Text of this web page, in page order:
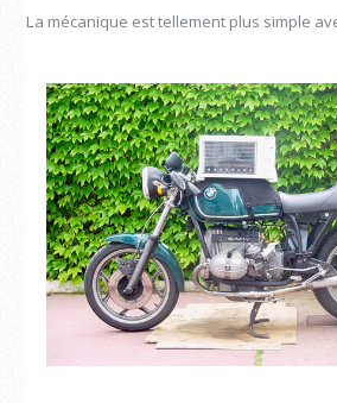
La mécanique est tellement plus simple